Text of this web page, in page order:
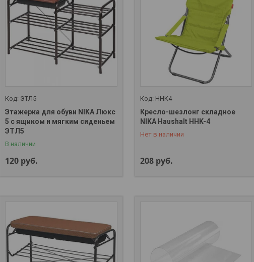
ЭТЛ5
Этажерка для обуви NIKA Люкс
5 с ящиком и мягким сиденьем
ЭТЛ5
В наличии
120 руб.
HHK4
Кресло-шезлонг складное
NIKA Haushalt HHK-4
Нет в наличии
208 руб.